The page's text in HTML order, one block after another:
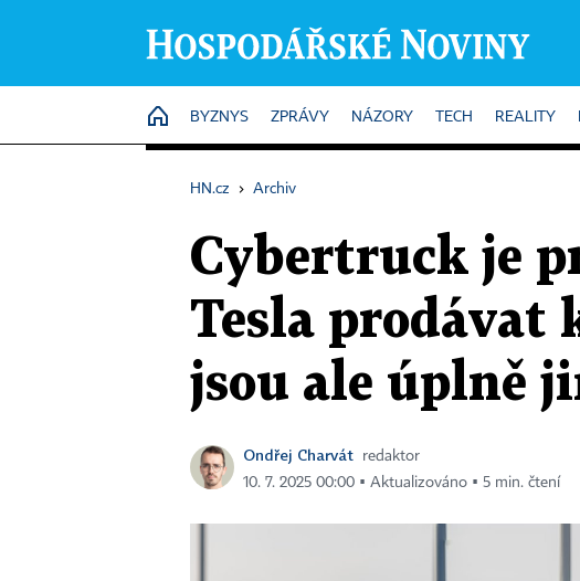
HOME
BYZNYS ZPRÁVY NÁZORY TECH REALITY
HN.cz › Archiv
Cybertruck je
Tesla
jsou ale úplně
Ondřej Charvát
redaktor
10. 7. 2025 00:00 ▪ Aktualizováno ▪ 5 min. čtení